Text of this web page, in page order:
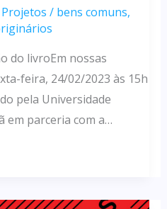
Projetos / bens comuns,
do livroEm nossas
feira, 24/02/2023 às 15h
pela Universidade
em parceria com a…